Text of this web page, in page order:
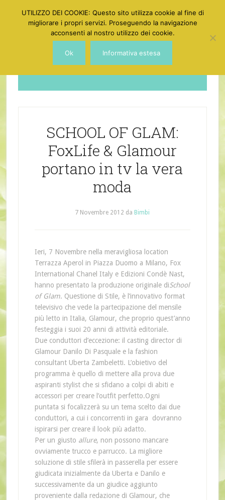
Dotgirl
SCHOOL OF GLAM:
FoxLife & Glamour
portano in tv la vera
moda
7 Novembre 2012 da Bimbi
Ieri, 7 Novembre nella meravigliosa location
Terrazza Aperol in Piazza Duomo a Milano, Fox
International Chanel Italy e Edizioni Condè Nast,
hanno presentato la produzione originale diSchool
of Glam. Questione di Stile, è l’innovativo format
televisivo che vede la partecipazione del mensile
più letto in Italia, Glamour, che proprio quest’anno
festeggia i suoi 20 anni di attività editoriale.
Due conduttori d’eccezione: il casting director di
Glamour Danilo Di Pasquale e la fashion
consultant Uberta Zambeletti. L’obietivo del
programma è quello di mettere alla prova due
aspiranti stylist che si sfidano a colpi di abiti e
accessori per creare l’outfit perfetto.Ogni
puntata si focalizzerà su un tema scelto dai due
conduttori, a cui i concorrenti in gara dovranno
ispirarsi per creare il look più adatto.
Per un giusto allure, non possono mancare
ovviamente trucco e parrucco. La migliore
soluzione di stile sfilerà in passerella per essere
giudicata inizialmente da Uberta e Danilo e
successivamente da un giudice aggiunto
proveniente dalla redazione di Glamour, che
UTILIZZO DEI COOKIE: Questo sito utilizza cookie al fine di
migliorare i propri servizi. Proseguendo la navigazione
acconsenti al nostro utilizzo dei cookie.
Ok Informativa estesa